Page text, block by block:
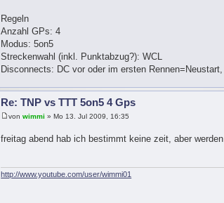
Regeln
Anzahl GPs: 4
Modus: 5on5
Streckenwahl (inkl. Punktabzug?): WCL
Disconnects: DC vor oder im ersten
Re: TNP vs TTT 5on5 4 Gps
vonwimmi » Mo 13. Jul 2009, 16:35
freitag abend hab ich bestimmt keine zeit, aber
http://www.youtube.com/user/wimmi01